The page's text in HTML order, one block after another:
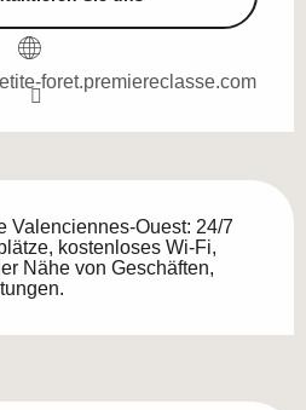
foret.premiereclasse.com
Valenciennes-Ouest: 24/7
kostenloses Wi-Fi,
Nähe von Geschäften,